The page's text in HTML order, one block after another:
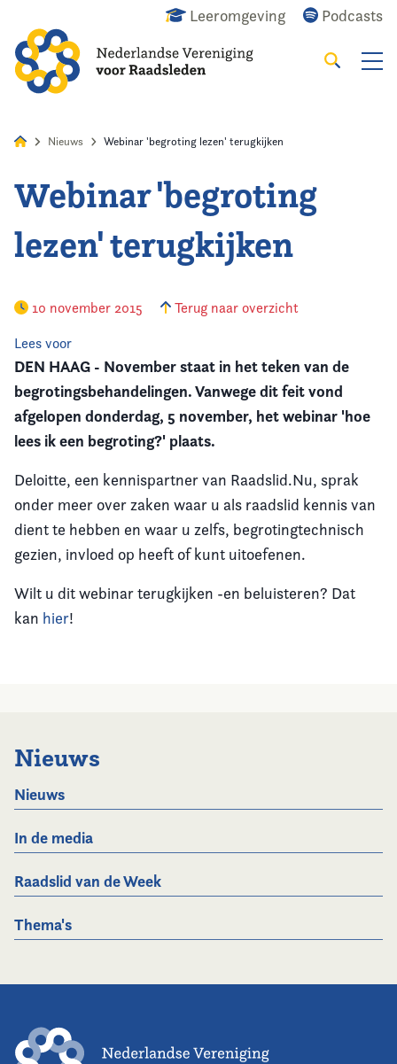
Leeromgeving Podcasts
Zoeken
Home
Agenda
Opleiding
Kennis & Informatie
Vereniging
Contact
Nieuws Webinar 'begroting lezen' terugkijken
Webinar 'begroting
lezen' terugkijken
10 november 2015 Terug naar overzicht
Lees voor
DEN HAAG - November staat in het teken van de
begrotingsbehandelingen. Vanwege dit feit vond
afgelopen donderdag, 5 november, het webinar 'hoe
lees ik een begroting?' plaats.
Deloitte, een kennispartner van Raadslid.Nu, sprak
onder meer over zaken waar u als raadslid kennis van
dient te hebben en waar u zelfs, begrotingtechnisch
gezien, invloed op heeft of kunt uitoefenen.
Wilt u dit webinar terugkijken -en beluisteren? Dat
kan hier!
Nieuws
Nieuws
In de media
Raadslid van de Week
Thema's